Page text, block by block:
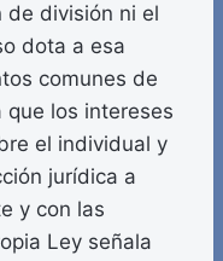
de división ni el
dota a esa
comunes de
que los intereses
el individual y
jurídica a
y con las
Ley señala